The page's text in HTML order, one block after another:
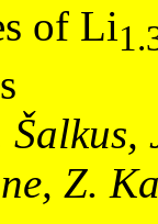
of Li
Z.